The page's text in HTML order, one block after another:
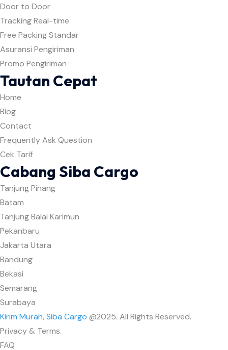
Door to Door
Tracking Real-time
Free Packing Standar
Asuransi Pengiriman
Promo Pengiriman
Tautan Cepat
Home
Blog
Contact
Frequently Ask Question
Cek Tarif
Cabang Siba Cargo
Tanjung Pinang
Batam
Tanjung Balai Karimun
Pekanbaru
Jakarta Utara
Bandung
Bekasi
Semarang
Surabaya
Kirim Murah, Siba Cargo @2025. All Rights Reserved.
Privacy & Terms.
FAQ